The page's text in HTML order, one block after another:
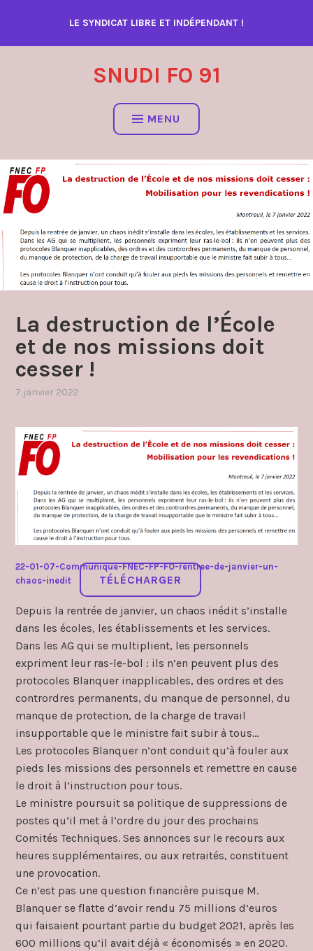
contenu
LE SYNDICAT LIBRE ET INDÉPENDANT !
SNUDI FO 91
MENU
La destruction de l’École
et de nos missions doit
cesser !
7 janvier 2022
communique
et
manifestations
22-01-07-Communique-FNEC-FP-FO-rentree-de-janvier-un-
chaos-inedit
TÉLÉCHARGER
Depuis la rentrée de janvier, un chaos inédit s’installe
dans les écoles, les établissements et les services.
Dans les AG qui se multiplient, les personnels
expriment leur ras-le-bol : ils n’en peuvent plus des
protocoles Blanquer inapplicables, des ordres et des
contrordres permanents, du manque de personnel, du
manque de protection, de la charge de travail
insupportable que le ministre fait subir à tous…
Les protocoles Blanquer n’ont conduit qu’à fouler aux
pieds les missions des personnels et remettre en cause
le droit à l’instruction pour tous.
Le ministre poursuit sa politique de suppressions de
postes qu’il met à l’ordre du jour des prochains
Comités Techniques. Ses annonces sur le recours aux
heures supplémentaires, ou aux retraités, constituent
une provocation.
Ce n’est pas une question financière puisque M.
Blanquer se flatte d’avoir rendu 75 millions d’euros
qui faisaient pourtant partie du budget 2021, après les
600 millions qu’il avait déjà « économisés » en 2020.